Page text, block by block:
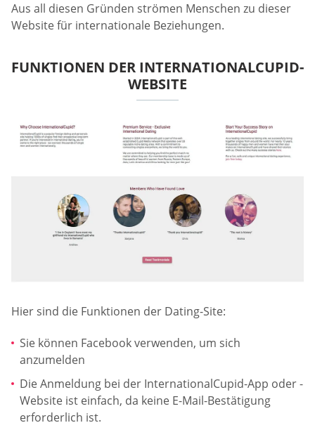
Aus all diesen Gründen strömen Menschen zu dieser
Website für internationale Beziehungen.
FUNKTIONEN DER INTERNATIONALCUPID-
WEBSITE
Hier sind die Funktionen der Dating-Site:
Sie können Facebook verwenden, um sich
anzumelden
Die Anmeldung bei der InternationalCupid-App oder -
Website ist einfach, da keine E-Mail-Bestätigung
erforderlich ist.